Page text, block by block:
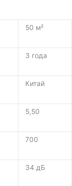
50 м²
3 года
Китай
5,50
700
34 дБ